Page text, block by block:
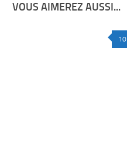
VOUS AIMEREZ AUSSI...
10